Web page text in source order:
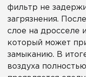
фильтр не
загрязнения.
слое на дросселе
который может
замыканию. В
воздуха